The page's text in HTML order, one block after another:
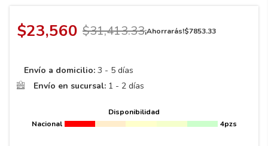
$23,560 $31,413.33¡Ahorrarás!$7853.33
Envío a domicilio: 3 - 5 días
Envío en sucursal: 1 - 2 días
Disponibilidad
Nacional
4pzs
9.195